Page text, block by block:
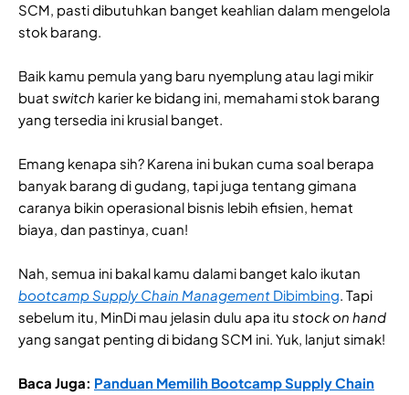
SCM, pasti dibutuhkan banget keahlian dalam mengelola
stok barang.
Baik kamu pemula yang baru nyemplung atau lagi mikir
buat switch karier ke bidang ini, memahami stok barang
yang tersedia ini krusial banget.
Emang kenapa sih? Karena ini bukan cuma soal berapa
banyak barang di gudang, tapi juga tentang gimana
caranya bikin operasional bisnis lebih efisien, hemat
biaya, dan pastinya, cuan!
Nah, semua ini bakal kamu dalami banget kalo ikutan
bootcamp Supply Chain Management Dibimbing. Tapi
sebelum itu, MinDi mau jelasin dulu apa itu stock on hand
yang sangat penting di bidang SCM ini. Yuk, lanjut simak!
Baca Juga: Panduan Memilih Bootcamp Supply Chain